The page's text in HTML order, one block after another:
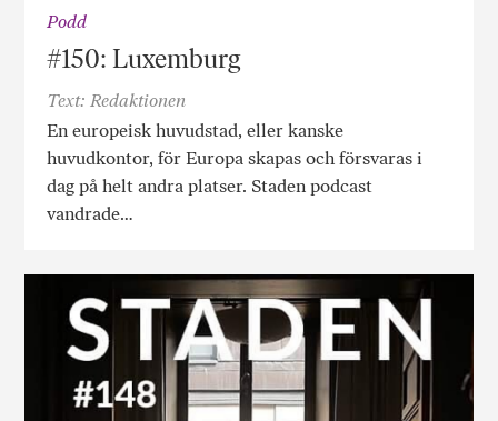
Podd
#150: Luxemburg
Text: Redaktionen
En europeisk huvudstad, eller kanske
huvudkontor, för Europa skapas och försvaras i
dag på helt andra platser. Staden podcast
vandrade…